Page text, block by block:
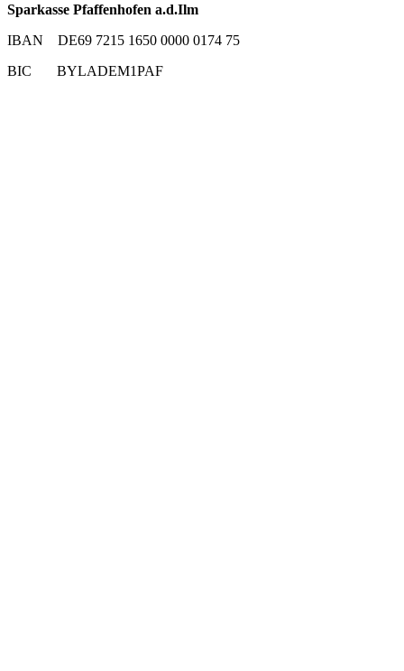
Sparkasse Pfaffenhofen a.d.Ilm
IBAN DE69 7215 1650 0000 0174 75
BIC BYLADEM1PAF